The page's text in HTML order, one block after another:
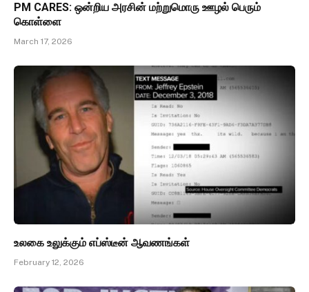
PM CARES: ஒன்றிய அரசின் மற்றுமொரு ஊழல் பெரும்
கொள்ளை
March 17, 2026
உலகை உலுக்கும் எப்ஸ்டீன் ஆவணங்கள்
February 12, 2026